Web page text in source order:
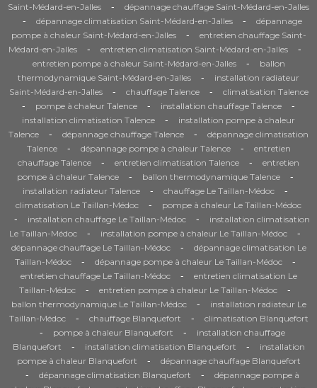
Saint-Médard-en-Jalles
- dépannage chauffage Saint-Médard-en-Jalles
- dépannage climatisation Saint-Médard-en-Jalles -
dépannage
pompe à chaleur Saint-Médard-en-Jalles
-
entretien chauffage Saint-
Médard-en-Jalles
- entretien climatisation Saint-Médard-en-Jalles -
entretien pompe à chaleur Saint-Médard-en-Jalles -
ballon
thermodynamique Saint-Médard-en-Jalles
-
installation radiateur
Saint-Médard-en-Jalles
- chauffage Talence - climatisation Talence
- pompe à chaleur Talence - installation chauffage Talence -
installation climatisation Talence -
installation pompe à chaleur
Talence
- dépannage chauffage Talence -
dépannage climatisation
Talence
- dépannage pompe à chaleur Talence -
entretien
chauffage Talence
- entretien climatisation Talence -
entretien
pompe à chaleur Talence
- ballon thermodynamique Talence -
installation radiateur Talence - chauffage Le Taillan-Médoc -
climatisation Le Taillan-Médoc - pompe à chaleur Le Taillan-Médoc
- installation chauffage Le Taillan-Médoc -
installation climatisation
Le Taillan-Médoc
- installation pompe à chaleur Le Taillan-Médoc -
dépannage chauffage Le Taillan-Médoc -
dépannage climatisation Le
Taillan-Médoc
- dépannage pompe à chaleur Le Taillan-Médoc -
entretien chauffage Le Taillan-Médoc -
entretien climatisation Le
Taillan-Médoc
- entretien pompe à chaleur Le Taillan-Médoc -
ballon thermodynamique Le Taillan-Médoc -
installation radiateur Le
Taillan-Médoc
- chauffage Blanquefort - climatisation Blanquefort
- pompe à chaleur Blanquefort -
installation chauffage
Blanquefort
- installation climatisation Blanquefort -
installation
pompe à chaleur Blanquefort
- dépannage chauffage Blanquefort
- dépannage climatisation Blanquefort -
dépannage pompe à